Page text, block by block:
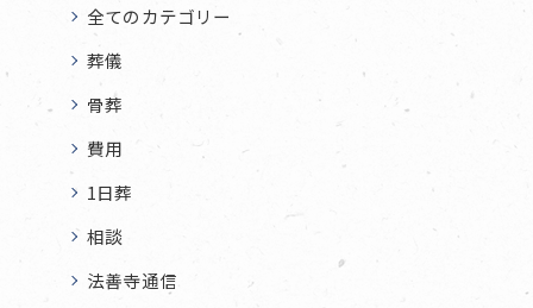
全てのカテゴリー
葬儀
骨葬
費用
1日葬
相談
法善寺通信